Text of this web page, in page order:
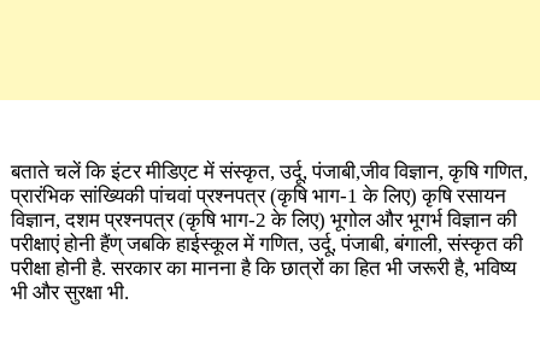
बताते चलें कि इंटर मीडिएट में संस्कृत, उर्दू, पंजाबी,जीव विज्ञान, कृषि गणित,
प्रारंभिक सांख्यिकी पांचवां प्रश्नपत्र (कृषि भाग-1 के लिए) कृषि रसायन
विज्ञान, दशम प्रश्नपत्र (कृषि भाग-2 के लिए) भूगोल और भूगर्भ विज्ञान की
परीक्षाएं होनी हैंण् जबकि हाईस्कूल में गणित, उर्दू, पंजाबी, बंगाली, संस्कृत की
परीक्षा होनी है. सरकार का मानना है कि छात्रों का हित भी जरूरी है, भविष्य
भी और सुरक्षा भी.